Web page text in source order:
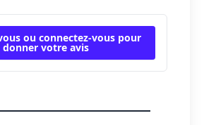
ou connectez-vous pour
donner votre avis